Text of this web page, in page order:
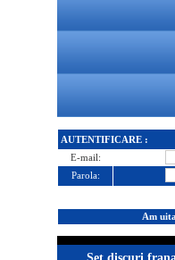
AUTENTIFICARE :
E-mail:
Parola:
Am